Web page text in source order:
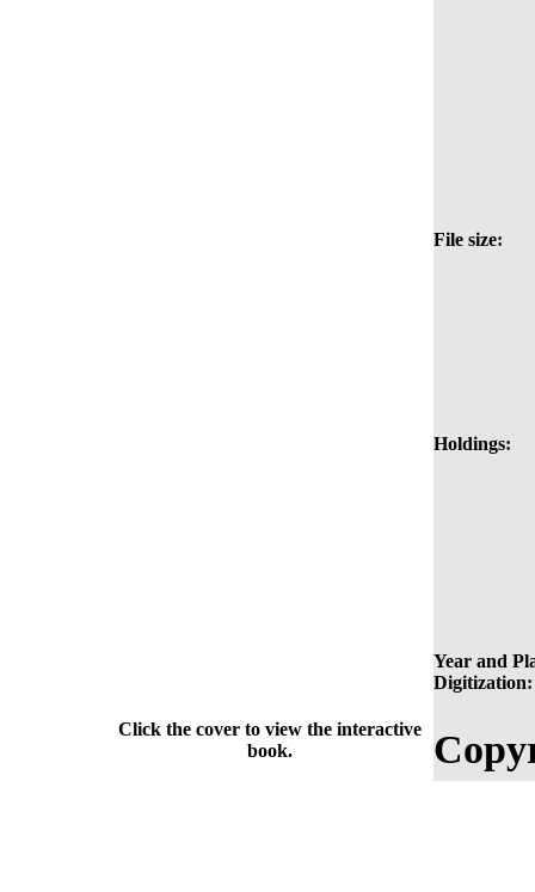
File size:
Holdings:
Year and
Digitization:
Click the cover to view the interactive
book.